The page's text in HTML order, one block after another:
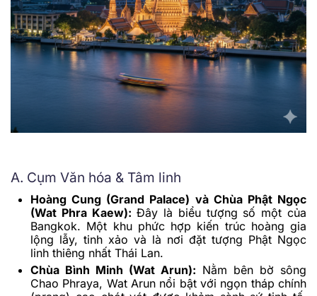
A. Cụm Văn hóa & Tâm linh
Hoàng Cung (Grand Palace) và Chùa Phật Ngọc
(Wat Phra Kaew): Đây là biểu tượng số một của
Bangkok. Một khu phức hợp kiến trúc hoàng gia
lộng lẫy, tinh xảo và là nơi đặt tượng Phật Ngọc
linh thiêng nhất Thái Lan.
Chùa Bình Minh (Wat Arun): Nằm bên bờ sông
Chao Phraya, Wat Arun nổi bật với ngọn tháp chính